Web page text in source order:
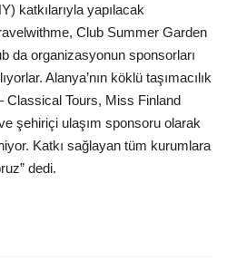
katkılarıyla yapılacak
Club Summer Garden
da organizasyonun sponsorları
Alanya’nın köklü taşımacılık
Classical Tours, Miss Finland
şehiriçi ulaşım sponsoru olarak
Katkı sağlayan tüm kurumlara
dedi.